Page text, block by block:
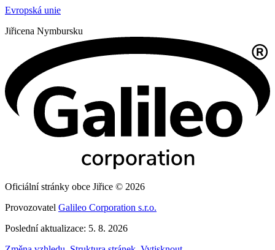
Evropská unie
Jiřicena Nymbursku
Oficiální stránky obce Jiřice © 2026
Provozovatel Galileo Corporation s.r.o.
Poslední aktualizace: 5. 8. 2026